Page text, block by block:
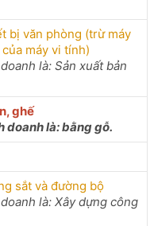
bị văn phòng (trừ máy
máy vi tính)
là: Sản xuất bản
ghế
doanh là: bằng gỗ.
sắt và đường bộ
là: Xây dựng công